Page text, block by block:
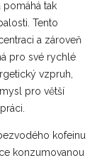
pomáhá tak
Tento
a zároveň
pro své rychlé
vzpruh,
pro větší
kofeinu
konzumovanou